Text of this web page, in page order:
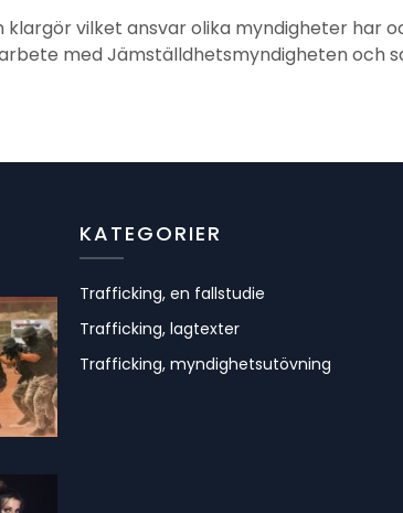
vilket ansvar olika myndigheter har
med Jämställdhetsmyndigheten och
KATEGORIER
Trafficking, en fallstudie
Trafficking, lagtexter
Trafficking, myndighetsutövning